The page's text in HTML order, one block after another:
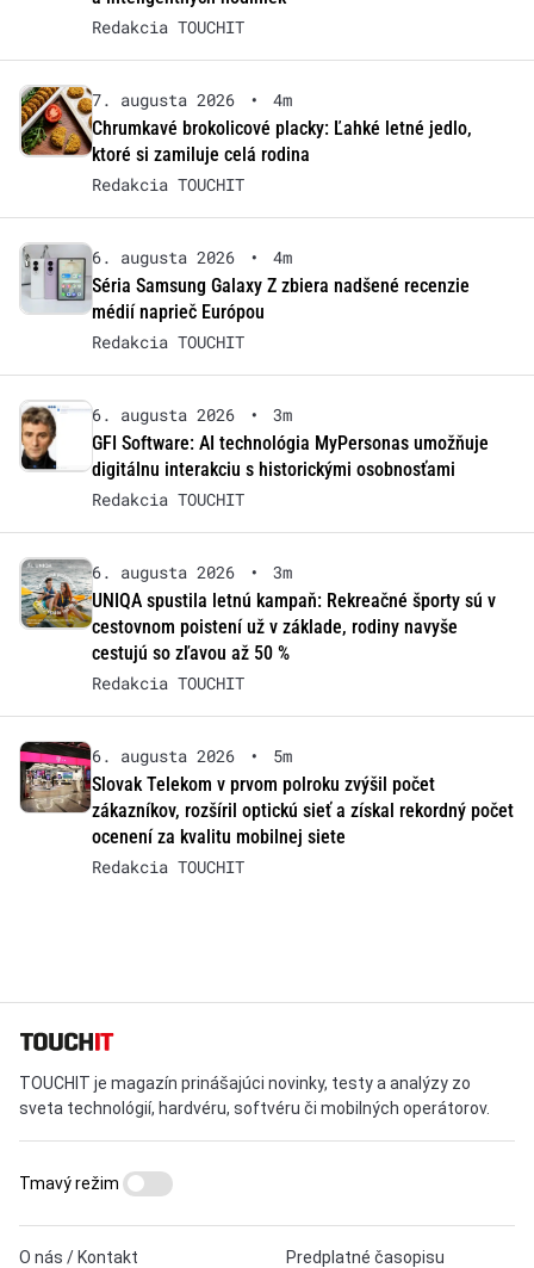
Redakcia TOUCHIT
7. augusta 2026 •
4m
Chrumkavé brokolicové placky: Ľahké letné jedlo,
ktoré si zamiluje celá rodina
Redakcia TOUCHIT
6. augusta 2026 •
4m
Séria Samsung Galaxy Z zbiera nadšené recenzie
médií naprieč Európou
Redakcia TOUCHIT
6. augusta 2026 •
3m
GFI Software: AI technológia MyPersonas umožňuje
digitálnu interakciu s historickými osobnosťami
Redakcia TOUCHIT
6. augusta 2026 •
3m
UNIQA spustila letnú kampaň: Rekreačné športy sú v
cestovnom poistení už v základe, rodiny navyše
cestujú so zľavou až 50 %
Redakcia TOUCHIT
6. augusta 2026 •
5m
Slovak Telekom v prvom polroku zvýšil počet
zákazníkov, rozšíril optickú sieť a získal rekordný počet
ocenení za kvalitu mobilnej siete
Redakcia TOUCHIT
TOUCHIT je magazín prinášajúci novinky, testy a analýzy zo
sveta technológií, hardvéru, softvéru či mobilných operátorov.
O nás / Kontakt Predplatné časopisu
Tmavý režim